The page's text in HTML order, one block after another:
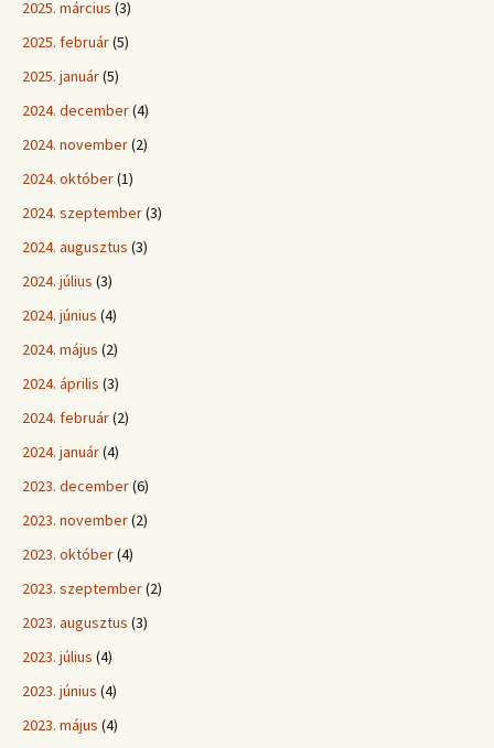
2025. március (3)
2025. február(5)
2025. január(5)
2024. december(4)
2024. november(2)
2024. október(1)
2024. szeptember(3)
2024. augusztus (3)
2024. július (3)
2024. június (4)
2024. május (2)
2024. április (3)
2024. február(2)
2024. január(4)
2023. december(6)
2023. november(2)
2023. október(4)
2023. szeptember(2)
2023. augusztus (3)
2023. július (4)
2023. június (4)
2023. május (4)